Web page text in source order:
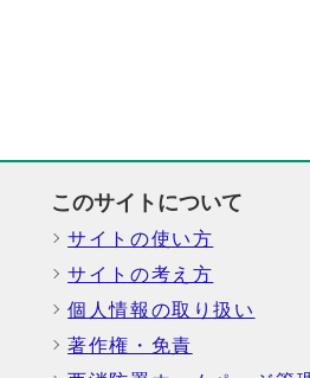
このサイトについて
サイトの使い方
サイトの考え方
個人情報の取り扱い
著作権・免責